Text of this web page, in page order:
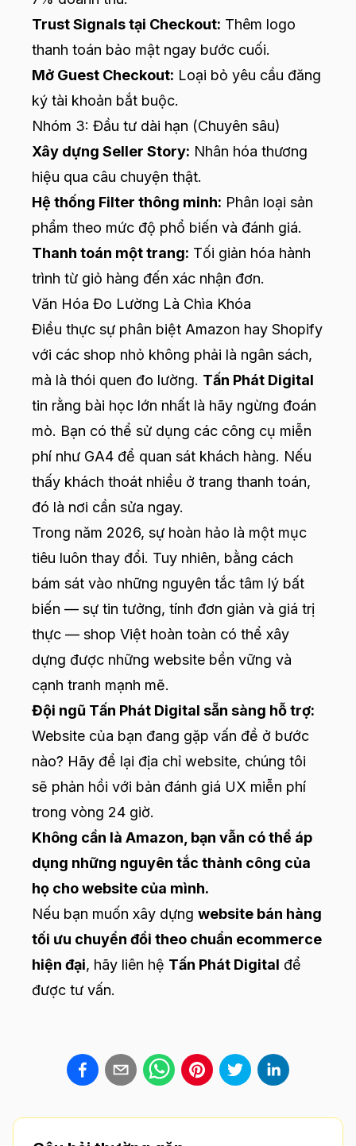
Trust Signals tại Checkout: Thêm logo
thanh toán bảo mật ngay bước cuối.
Mở Guest Checkout: Loại bỏ yêu cầu đăng
ký tài khoản bắt buộc.
Nhóm 3: Đầu tư dài hạn (Chuyên sâu)
Xây dựng Seller Story: Nhân hóa thương
hiệu qua câu chuyện thật.
Hệ thống Filter thông minh: Phân loại sản
phẩm theo mức độ phổ biến và đánh giá.
Thanh toán một trang: Tối giản hóa hành
trình từ giỏ hàng đến xác nhận đơn.
Văn Hóa Đo Lường Là Chìa Khóa
Điều thực sự phân biệt Amazon hay Shopify
với các shop nhỏ không phải là ngân sách,
mà là thói quen đo lường. Tấn Phát Digital
tin rằng bài học lớn nhất là hãy ngừng đoán
mò. Bạn có thể sử dụng các công cụ miễn
phí như GA4 để quan sát khách hàng. Nếu
thấy khách thoát nhiều ở trang thanh toán,
đó là nơi cần sửa ngay.
Trong năm 2026, sự hoàn hảo là một mục
tiêu luôn thay đổi. Tuy nhiên, bằng cách
bám sát vào những nguyên tắc tâm lý bất
biến — sự tin tưởng, tính đơn giản và giá trị
thực — shop Việt hoàn toàn có thể xây
dựng được những website bền vững và
cạnh tranh mạnh mẽ.
Đội ngũ Tấn Phát Digital sẵn sàng hỗ trợ:
Website của bạn đang gặp vấn đề ở bước
nào? Hãy để lại địa chỉ website, chúng tôi
sẽ phản hồi với bản đánh giá UX miễn phí
trong vòng 24 giờ.
Không cần là Amazon, bạn vẫn có thể áp
dụng những nguyên tắc thành công của
họ cho website của mình.
Nếu bạn muốn xây dựng website bán hàng
tối ưu chuyển đổi theo chuẩn ecommerce
hiện đại, hãy liên hệ Tấn Phát Digital để
được tư vấn.